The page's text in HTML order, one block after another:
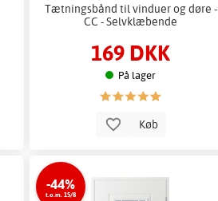
Tætningsbånd til vinduer og døre -
CC - Selvklæbende
169 DKK
På lager
Køb
-44%
t.o.m. 15/8